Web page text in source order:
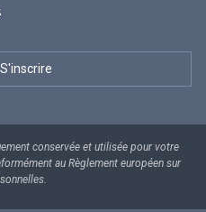
conservée et utilisée pour votre
au Règlement européen sur